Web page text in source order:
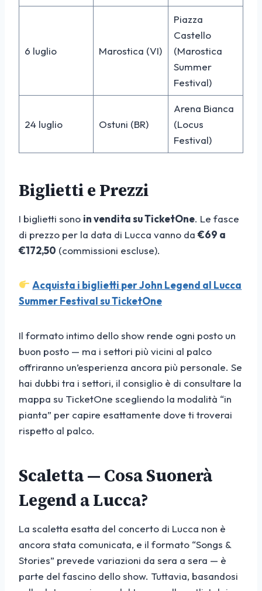
6 luglio Marostica (VI)
Piazza
Castello
(Marostica
Summer
Festival)
24 luglio Ostuni (BR)
Arena Bianca
(Locus
Festival)
Biglietti e Prezzi
I biglietti sono in vendita su TicketOne. Le fasce
di prezzo per la data di Lucca vanno da€69 a
€172,50 (commissioni escluse).
Acquista i biglietti per John Legend al Lucca
Summer Festival su TicketOne
Il formato intimo dello show rende ogni posto un
buon posto — ma i settori più vicini al palco
offriranno un’esperienza ancora più personale. Se
hai dubbi tra i settori, il consiglio è di consultare la
mappa su TicketOne scegliendo la modalità “in
pianta” per capire esattamente dove ti troverai
rispetto al palco.
Scaletta — Cosa Suonerà
Legend a Lucca?
La scaletta esatta del concerto di Lucca non è
ancora stata comunicata, e il formato “Songs &
Stories” prevede variazioni da sera a sera — è
parte del fascino dello show. Tuttavia, basandosi